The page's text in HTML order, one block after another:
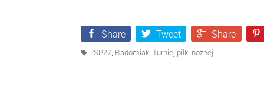
Share Tweet Share
PSP27, Radomiak, Turniej piłki nożnej